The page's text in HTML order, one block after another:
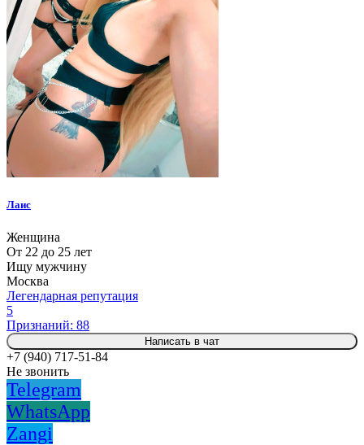
Лаис
Женщина
От 22 до 25 лет
Ищу мужчину
Москва
Легендарная репутация
5
Признаний: 88
Написать в чат
+7 (940) 717-51-84
Не звонить
Telegram
WhatsApp
Zangi